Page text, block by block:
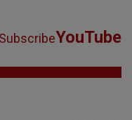
SubscribeYouTube